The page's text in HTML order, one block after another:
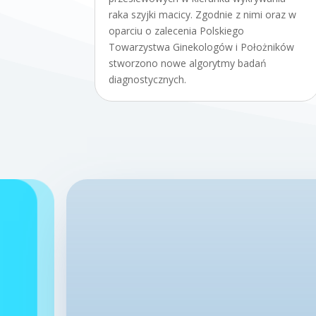
raka szyjki macicy. Zgodnie z nimi oraz w
oparciu o zalecenia Polskiego
Towarzystwa Ginekologów i Położników
stworzono nowe algorytmy badań
diagnostycznych.